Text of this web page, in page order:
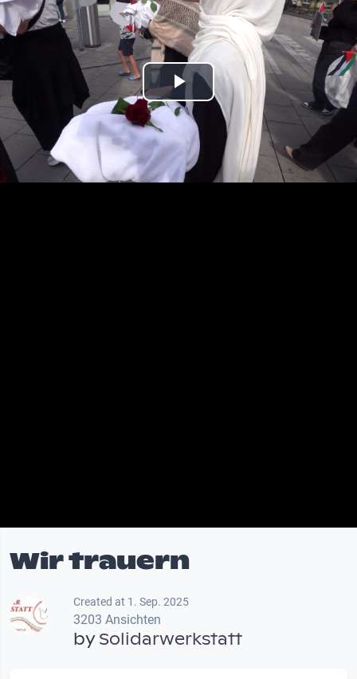
Play
Video
Wir trauern
Created at 1. Sep. 2025
3203 Ansichten
bySolidarwerkstatt